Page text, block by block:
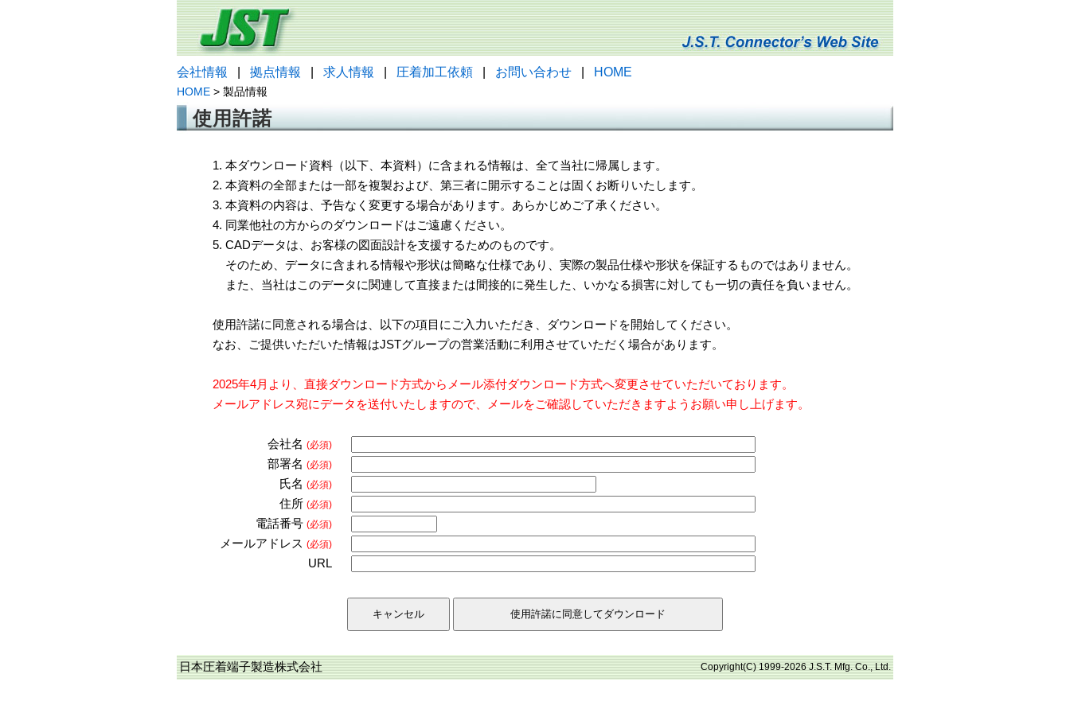
会社情報 拠点情報 求人情報 圧着加工依頼 お問い合わせ HOME
HOME > 製品情報
使用許諾
1. 本ダウンロード資料（以下、本資料）に含まれる情報は、全て当社に帰属します。
2. 本資料の全部または一部を複製および、第三者に開示することは固くお断りいたします。
3. 本資料の内容は、予告なく変更する場合があります。あらかじめご了承ください。
4. 同業他社の方からのダウンロードはご遠慮ください。
5. CADデータは、お客様の図面設計を支援するためのものです。
そのため、データに含まれる情報や形状は簡略な仕様であり、実際の製品仕様や形状を保証するものではありません。
また、当社はこのデータに関連して直接または間接的に発生した、いかなる損害に対しても一切の責任を負いません。
使用許諾に同意される場合は、以下の項目にご入力いただき、ダウンロードを開始してください。
なお、ご提供いただいた情報はJSTグループの営業活動に利用させていただく場合があります。
2025年4月より、直接ダウンロード方式からメール添付ダウンロード方式へ変更させていただいております。
メールアドレス宛にデータを送付いたしますので、メールをご確認していただきますようお願い申し上げます。
会社名 (必須)
部署名 (必須)
氏名 (必須)
住所 (必須)
電話番号 (必須)
メールアドレス (必須)
URL
日本圧着端子製造株式会社 Copyright(C) 1999-2026 J.S.T. Mfg. Co., Ltd.